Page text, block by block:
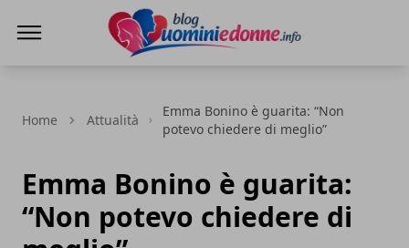
Home Attualità
Emma Bonino è guarita: “Non
potevo chiedere di meglio”
Emma Bonino è guarita:
“Non potevo chiedere di